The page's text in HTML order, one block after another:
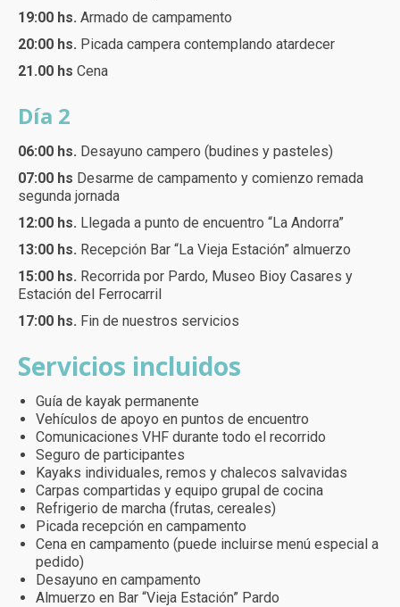
19:00 hs. Armado de campamento
20:00 hs. Picada campera contemplando atardecer
21.00 hs Cena
Día 2
06:00 hs. Desayuno campero (budines y pasteles)
07:00 hs Desarme de campamento y comienzo remada
segunda jornada
12:00 hs. Llegada a punto de encuentro “La Andorra”
13:00 hs. Recepción Bar “La Vieja Estación” almuerzo
15:00 hs. Recorrida por Pardo, Museo Bioy Casares y
Estación del Ferrocarril
17:00 hs. Fin de nuestros servicios
Servicios incluidos
Guía de kayak permanente
Vehículos de apoyo en puntos de encuentro
Comunicaciones VHF durante todo el recorrido
Seguro de participantes
Kayaks individuales, remos y chalecos salvavidas
Carpas compartidas y equipo grupal de cocina
Refrigerio de marcha (frutas, cereales)
Picada recepción en campamento
Cena en campamento (puede incluirse menú especial a
pedido)
Desayuno en campamento
Almuerzo en Bar “Vieja Estación” Pardo